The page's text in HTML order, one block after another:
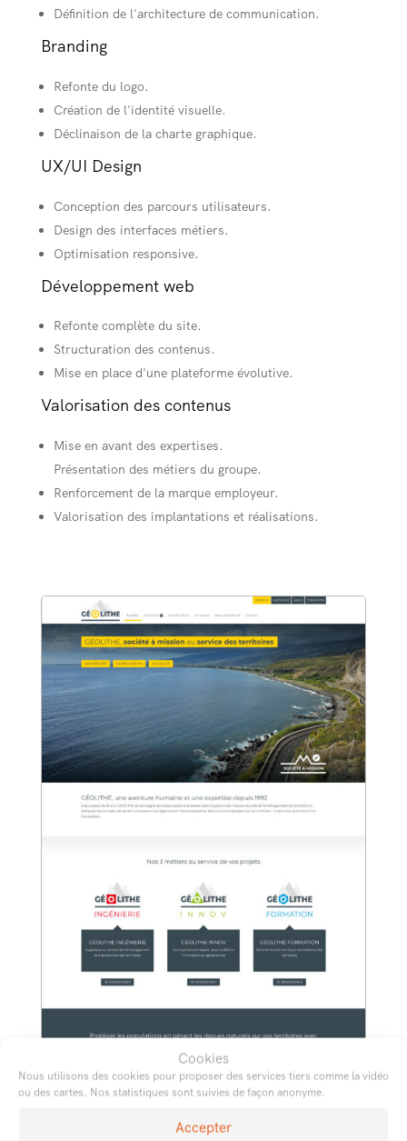
Cookies
Nous utilisons des cookies pour proposer des services tiers comme la vidéo
ou des cartes. Nos statistiques sont suivies de façon anonyme.
Accepter
Définition de l'architecture de communication.
Branding
Refonte du logo.
Création de l'identité visuelle.
Déclinaison de la charte graphique.
UX/UI Design
Conception des parcours utilisateurs.
Design des interfaces métiers.
Optimisation responsive.
Développement web
Refonte complète du site.
Structuration des contenus.
Mise en place d'une plateforme évolutive.
Valorisation des contenus
Mise en avant des expertises.
Présentation des métiers du groupe.
Renforcement de la marque employeur.
Valorisation des implantations et réalisations.